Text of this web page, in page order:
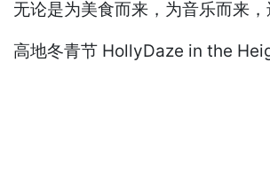
无论是为美食而来，为音乐而来
高地冬青节 HollyDaze in the